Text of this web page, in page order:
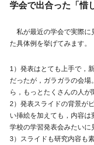
学会で出合った「惜
私が最近の学会で実際に
た具体例を挙げてみます。
1）発表はとても上手で，
だったが，ガラガラの会
ら，もっとたくさんの人
2）発表スライドの背景が
い挿絵を加えても，内容
学校の学習発表会みたいに
3）スライドも研究内容も